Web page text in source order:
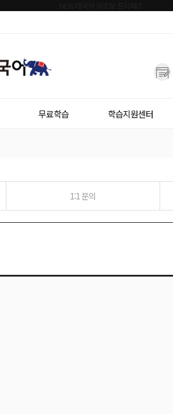
사
무료학습 학습지원센터
1:1 문의